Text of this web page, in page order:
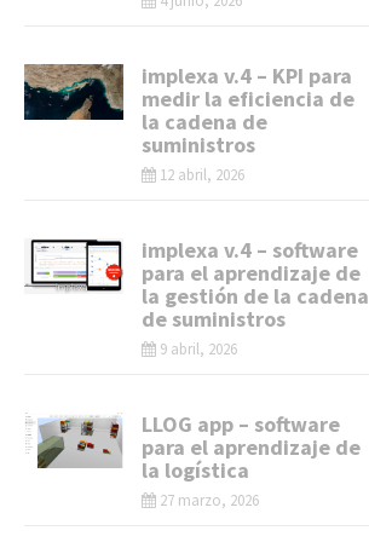
implexa v.4 – KPI para
medir la eficiencia de
la cadena de
suministros
12 abril, 2026
implexa v.4 – software
para el aprendizaje de
la gestión de la cadena
de suministros
9 abril, 2026
LLOG app – software
para el aprendizaje de
la logística
27 marzo, 2026